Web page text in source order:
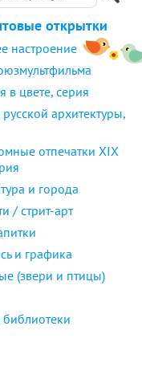
открытки
настроение
в цвете, серия
архитектуры,
отпечатки XIX
и города
/ стрит-арт
и графика
(звери и птицы)